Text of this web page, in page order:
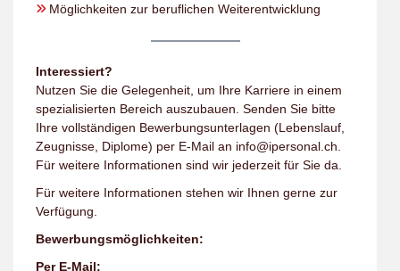
Möglichkeiten zur beruflichen Weiterentwicklung
Interessiert?
Nutzen Sie die Gelegenheit, um Ihre Karriere in einem
spezialisierten Bereich auszubauen. Senden Sie bitte
Ihre vollständigen Bewerbungsunterlagen (Lebenslauf,
Zeugnisse, Diplome) per E-Mail an info@ipersonal.ch.
Für weitere Informationen sind wir jederzeit für Sie da.
Für weitere Informationen stehen wir Ihnen gerne zur
Verfügung.
Bewerbungsmöglichkeiten:
Per E-Mail: